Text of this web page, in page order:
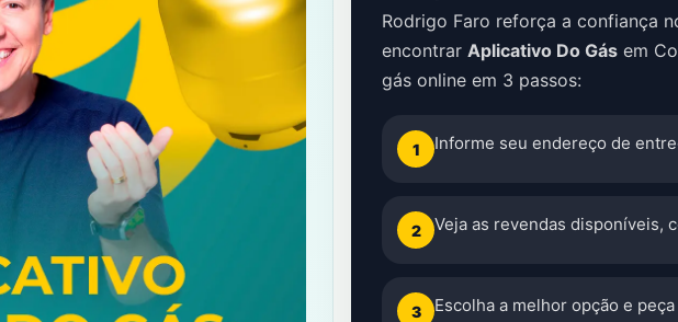
Rodrigo Faro reforça a confiança
encontrar Aplicativo Do Gás em
gás online em 3 passos:
1 Informe seu endereço de
2 Veja as revendas disponíveis,
3 Escolha a melhor opção e